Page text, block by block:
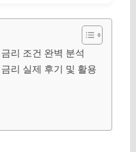
리 조건 완벽 분석
리 실제 후기 및 활용